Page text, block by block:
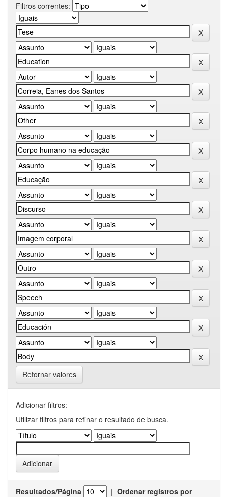
Filtros correntes:
Retornar valores
Adicionar filtros:
Utilizar filtros para refinar o resultado de busca.
Resultados/Página | Ordenar registros por